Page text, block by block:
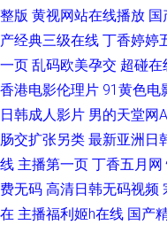
网站 91导航入口 国产精品素
人人拍 福利电影导航 另类欧
51黑料偷拍 超碰男女 激情午
频大全 无码专区天天干 亚洲
整版 黄视网站在线播放 国
产经典三级在线 丁香婷婷
一页 乱码欧美孕交 超碰在
香港电影伦理片 91黄色电
日韩成人影片 男的天堂网
肠交扩张另类 最新亚洲日
线 主播第一页 丁香五月网
费无码 高清日韩无码视频
在 主播福利姬h在线 国产